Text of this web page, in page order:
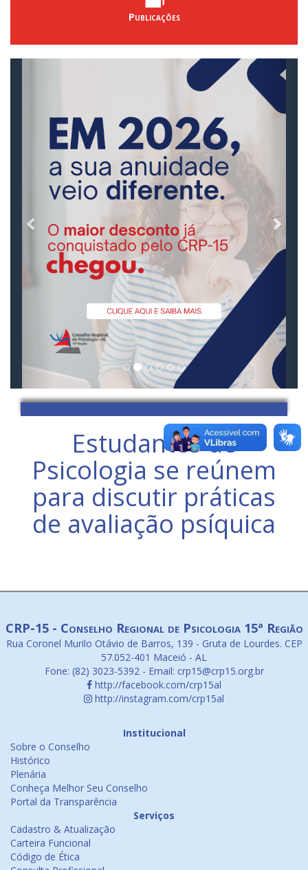
Publicações
Estudantes de
Psicologia se reúnem
para discutir práticas
de avaliação psíquica
CRP-15 - Conselho Regional de Psicologia 15ª Região
Rua Coronel Murilo Otávio de Barros, 139 - Gruta de Lourdes. CEP
57.052-401 Maceió - AL
Fone: (82) 3023-5392 - Email: crp15@crp15.org.br
http://facebook.com/crp15al
http://instagram.com/crp15al
Institucional
Sobre o Conselho
Histórico
Plenária
Conheça Melhor Seu Conselho
Portal da Transparência
Serviços
Cadastro & Atualização
Carteira Funcional
Código de Ética